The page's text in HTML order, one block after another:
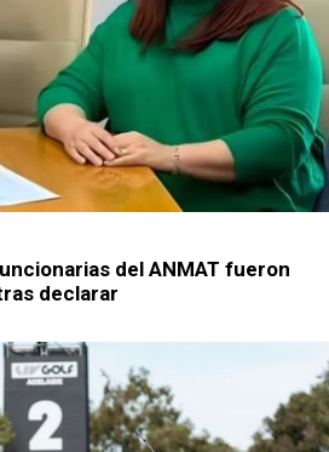
del ANMAT fueron
declarar